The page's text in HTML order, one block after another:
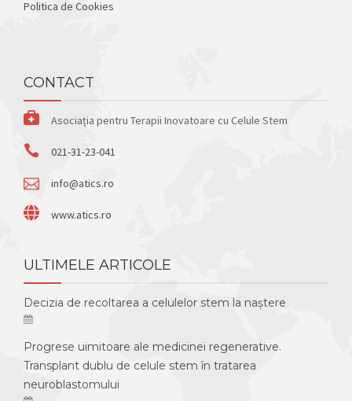
Politica de Cookies
CONTACT
Asociația pentru Terapii Inovatoare cu Celule Stem
021-31-23-041
info@atics.ro
www.atics.ro
ULTIMELE ARTICOLE
Decizia de recoltarea a celulelor stem la naștere
Progrese uimitoare ale medicinei regenerative.
Transplant dublu de celule stem în tratarea
neuroblastomului